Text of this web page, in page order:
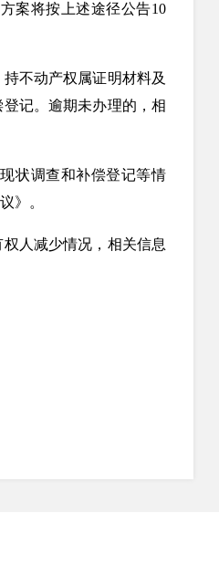
案将按上述途径公告10
不动产权属证明材料及
记。逾期未办理的，相
状调查和补偿登记等情
》。
人减少情况，相关信息